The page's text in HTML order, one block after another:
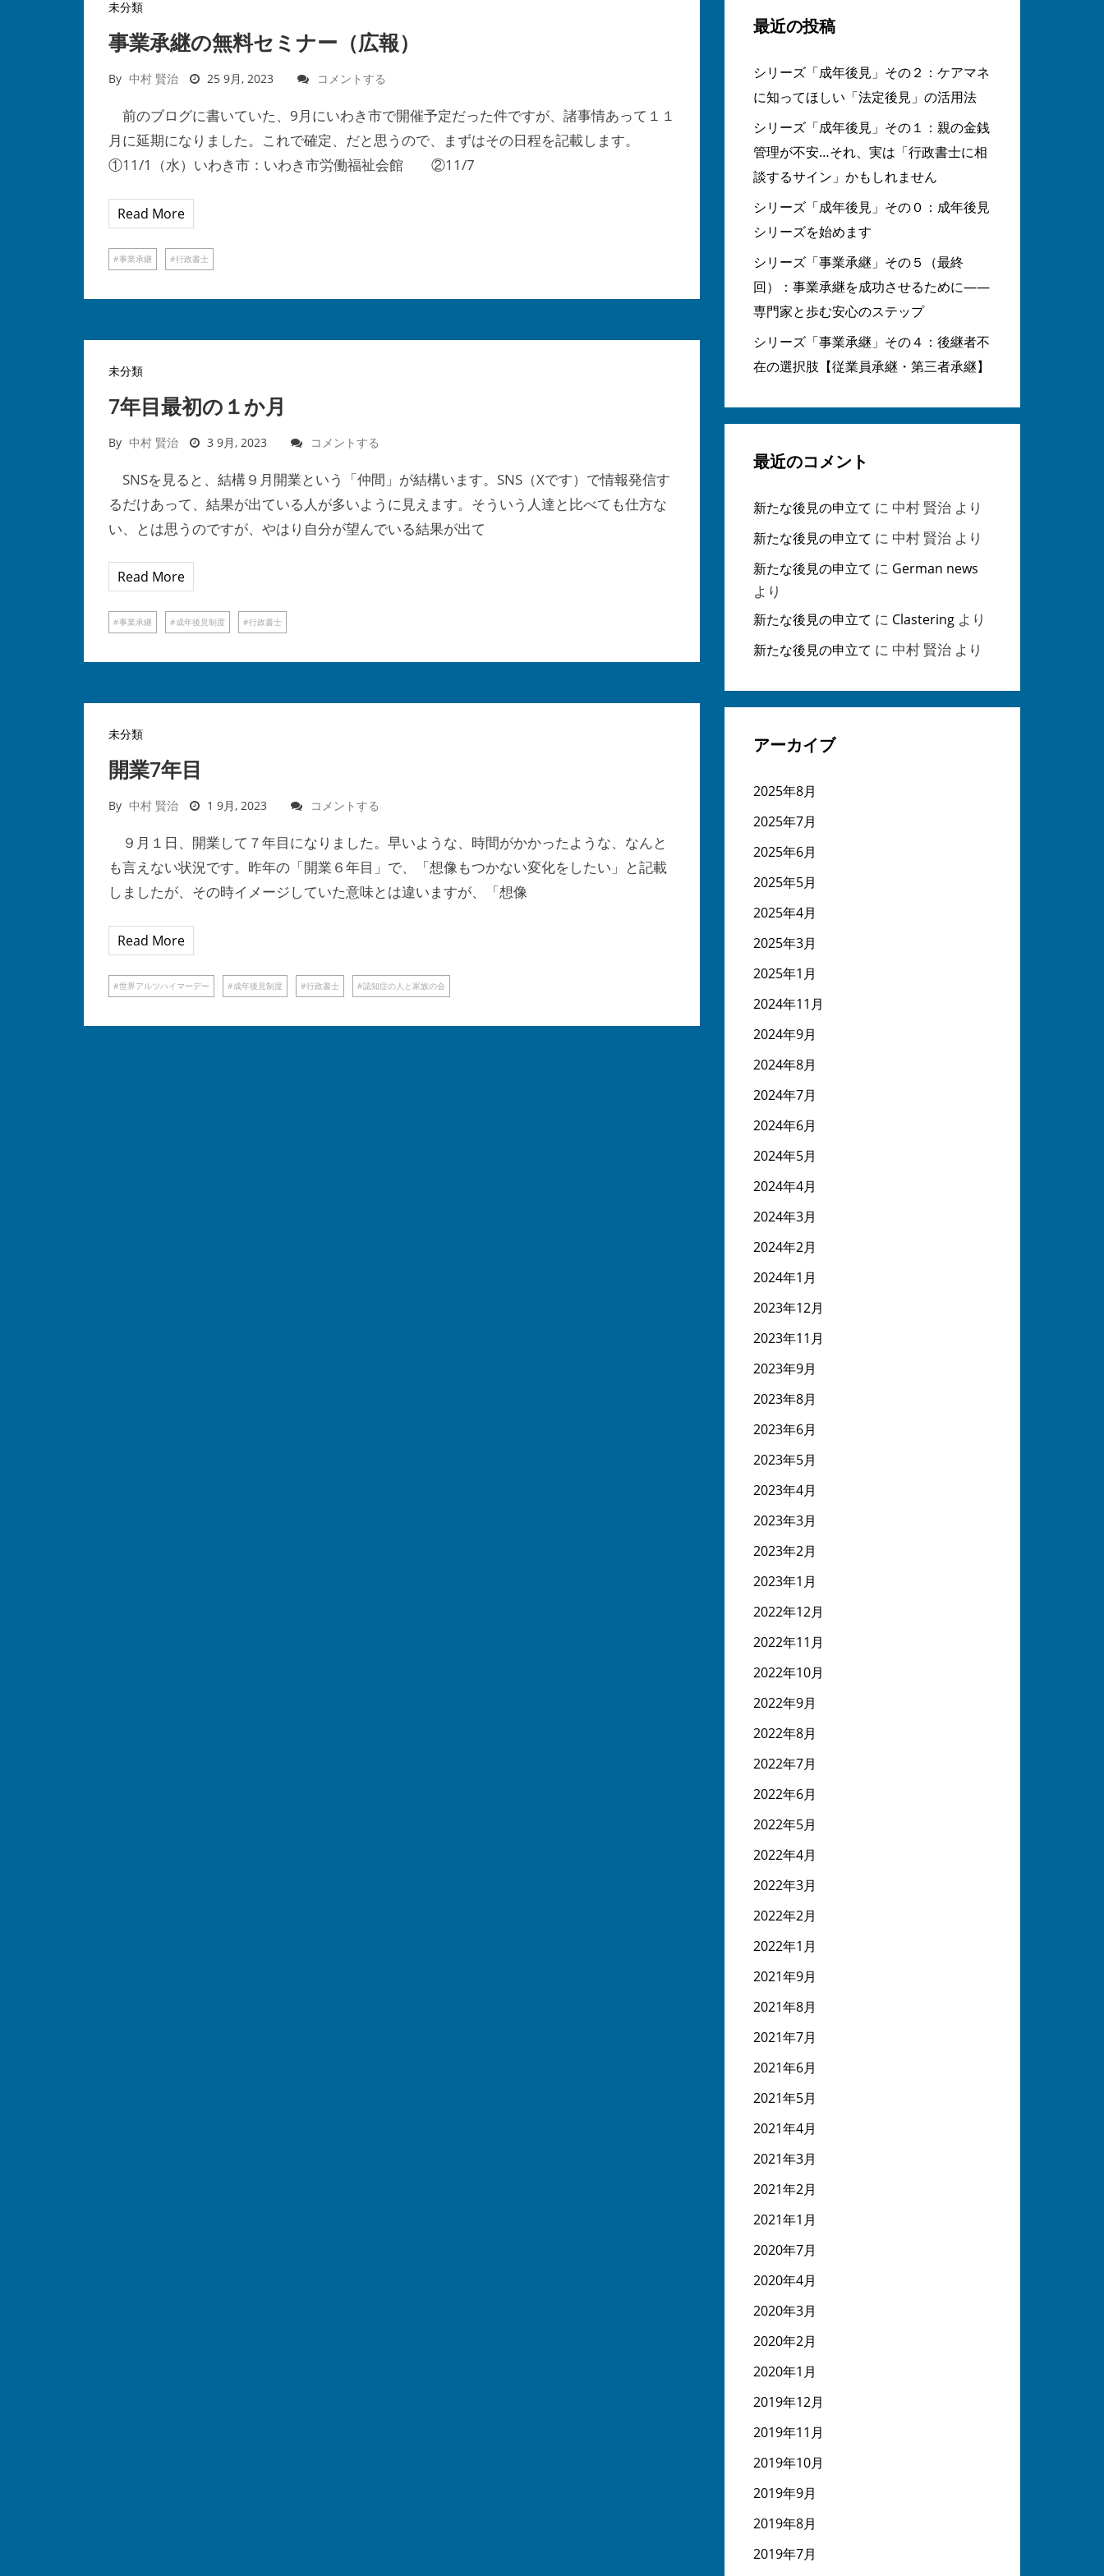
未分類
事業承継の無料セミナー（広報）
By 中村 賢治 25 9月, 2023 コメントする
前のブログに書いていた、9月にいわき市で開催予定だった件ですが、諸事情あって１１
月に延期になりました。これで確定、だと思うので、まずはその日程を記載します。
①11/1（水）いわき市：いわき市労働福祉会館 ②11/7
Read More
事業承継 行政書士
未分類
7年目最初の１か月
By 中村 賢治 3 9月, 2023 コメントする
SNSを見ると、結構９月開業という「仲間」が結構います。SNS（Xです）で情報発信す
るだけあって、結果が出ている人が多いように見えます。そういう人達と比べても仕方な
い、とは思うのですが、やはり自分が望んでいる結果が出て
Read More
事業承継 成年後見制度 行政書士
未分類
開業7年目
By 中村 賢治 1 9月, 2023 コメントする
９月１日、開業して７年目になりました。早いような、時間がかかったような、なんと
も言えない状況です。昨年の「開業６年目」で、「想像もつかない変化をしたい」と記載
しましたが、その時イメージしていた意味とは違いますが、「想像
Read More
世界アルツハイマーデー 成年後見制度 行政書士 認知症の人と家族の会
最近の投稿
シリーズ「成年後見」その２：ケアマネ
に知ってほしい「法定後見」の活用法
シリーズ「成年後見」その１：親の金銭
管理が不安…それ、実は「行政書士に相
談するサイン」かもしれません
シリーズ「成年後見」その０：成年後見
シリーズを始めます
シリーズ「事業承継」その５（最終
回）：事業承継を成功させるために――
専門家と歩む安心のステップ
シリーズ「事業承継」その４：後継者不
在の選択肢【従業員承継・第三者承継】
最近のコメント
新たな後見の申立て に 中村 賢治 より
新たな後見の申立て に 中村 賢治 より
新たな後見の申立て に German news
より
新たな後見の申立て に Clastering より
新たな後見の申立て に 中村 賢治 より
アーカイブ
2025年8月
2025年7月
2025年6月
2025年5月
2025年4月
2025年3月
2025年1月
2024年11月
2024年9月
2024年8月
2024年7月
2024年6月
2024年5月
2024年4月
2024年3月
2024年2月
2024年1月
2023年12月
2023年11月
2023年9月
2023年8月
2023年6月
2023年5月
2023年4月
2023年3月
2023年2月
2023年1月
2022年12月
2022年11月
2022年10月
2022年9月
2022年8月
2022年7月
2022年6月
2022年5月
2022年4月
2022年3月
2022年2月
2022年1月
2021年9月
2021年8月
2021年7月
2021年6月
2021年5月
2021年4月
2021年3月
2021年2月
2021年1月
2020年7月
2020年4月
2020年3月
2020年2月
2020年1月
2019年12月
2019年11月
2019年10月
2019年9月
2019年8月
2019年7月